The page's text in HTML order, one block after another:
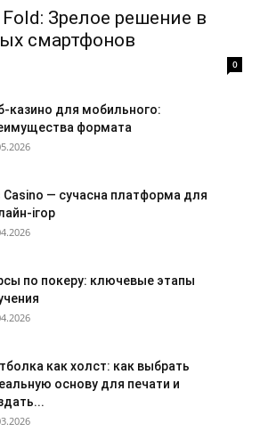
Зрелое решение в
смартфонов
0
казино для мобильного:
формата
Casino — сучасна платформа для
ігор
по покеру: ключевые этапы
как холст: как выбрать
основу для печати и